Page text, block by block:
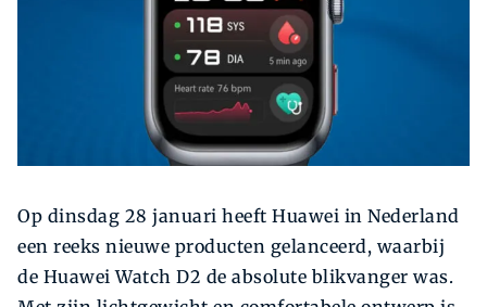
Op dinsdag 28 januari heeft Huawei in Nederland
een reeks nieuwe producten gelanceerd, waarbij
de Huawei Watch D2 de absolute blikvanger was.